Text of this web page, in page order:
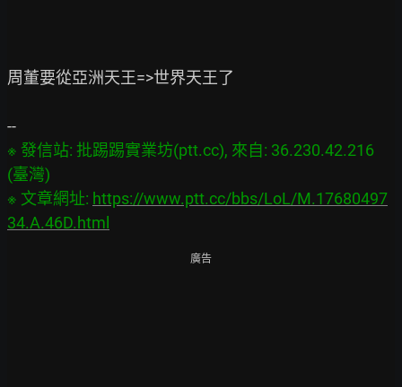
周董要從亞洲天王=>世界天王了
※ 發信站: 批踢踢實業坊(ptt.cc), 來自: 36.230.42.216
(臺灣)
※ 文章網址: https://www.ptt.cc/bbs/LoL/M.17680497
34.A.46D.html
廣告